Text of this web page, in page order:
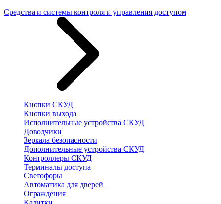
Средства и системы контроля и управления доступом
Кнопки СКУД
Кнопки выхода
Исполнительные устройства СКУД
Доводчики
Зеркала безопасности
Дополнительные устройства СКУД
Контроллеры СКУД
Терминалы доступа
Светофоры
Автоматика для дверей
Ограждения
Калитки